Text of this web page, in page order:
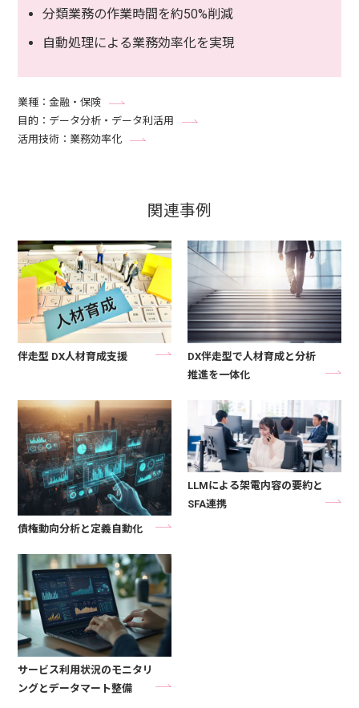
分類業務の作業時間を約50%削減
自動処理による業務効率化を実現
業種：金融・保険
目的：データ分析・データ利活用
活用技術：業務効率化
関連事例
伴走型 DX人材育成支援
DX伴走型で人材育成と分析
推進を一体化
債権動向分析と定義自動化
LLMによる架電内容の要約と
SFA連携
サービス利用状況のモニタリ
ングとデータマート整備